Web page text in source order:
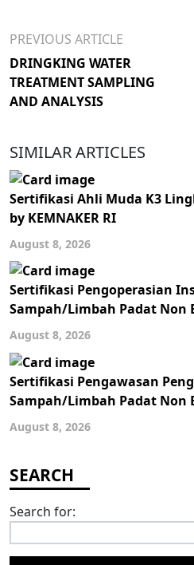
PREVIOUS ARTICLE
DRINGKING WATER
TREATMENT SAMPLING
AND ANALYSIS
SIMILAR ARTICLES
Sertifikasi Ahli Muda K3
by KEMNAKER RI
August 8, 2026
Sertifikasi Pengoperasian
Sampah/Limbah Padat Non
August 8, 2026
Sertifikasi Pengawasan
Sampah/Limbah Padat Non
August 8, 2026
Search for: